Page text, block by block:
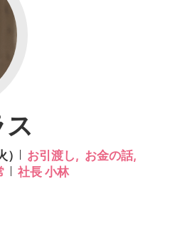
お引渡し, お金の話,
社長 小林